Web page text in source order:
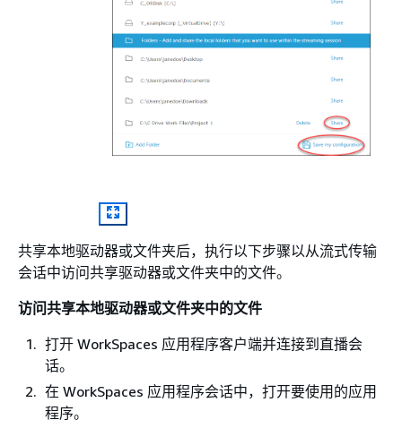
共享本地驱动器或文件夹后，执行以下步骤以从流式传输
会话中访问共享驱动器或文件夹中的文件。
访问共享本地驱动器或文件夹中的文件
打开 WorkSpaces 应用程序客户端并连接到直播会
话。
在 WorkSpaces 应用程序会话中，打开要使用的应用
程序。